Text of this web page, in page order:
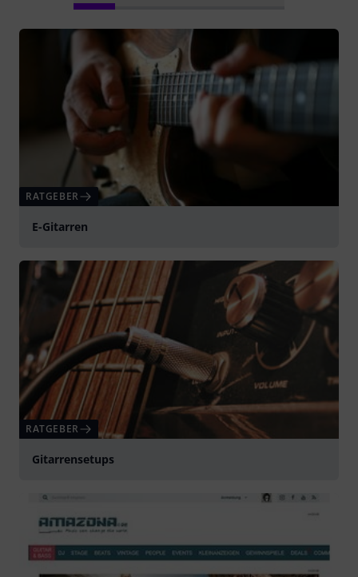
RATGEBER
E-Gitarren
RATGEBER
Gitarrensetups